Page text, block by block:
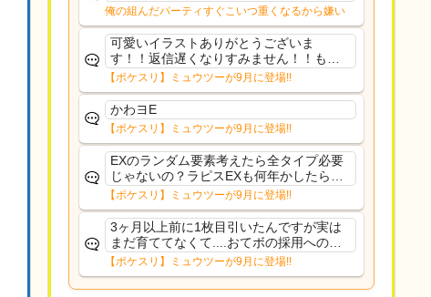
俺の組んだパーティすぐこいつ重くなるから嫌い
可愛いイラストありがとうございま
す！！返信遅くなりすみません！！もう
少ししたら通常再開できます！
【ポケスリ】ミュウツーが9月に登場!!
かわヨE
【ポケスリ】ミュウツーが9月に登場!!
EXのランダム要素考えたら全タイプ必要
じゃないの？ラピスEXも何年かしたら来
るだろうし後から厳選したい育てたいっ
て思ってもどうにもならないのがこのゲ
ームだしな
【ポケスリ】ミュウツーが9月に登場!!
3ヶ月以上前に1枚目引いたんですが実は
まだ育ててなくて....おてボの採用への影
響は勉強になります。ありがとうござい
ますオイルはだいぶ強めのABBレントラ
ーいて芋の方が不安なんで1枚目にしよう
【ポケスリ】ミュウツーが9月に登場!!